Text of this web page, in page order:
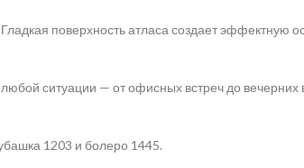
поверхность атласа создает эффектную
ситуации — от офисных встреч до
1203 и болеро 1445.